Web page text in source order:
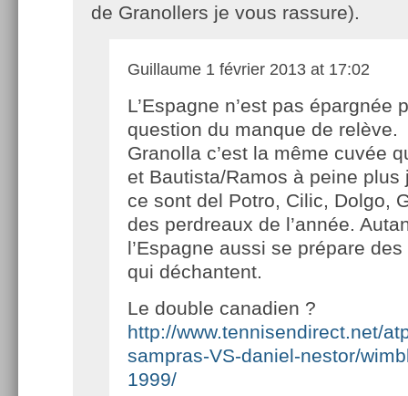
de Granollers je vous rassure).
Guillaume 1 février 2013 at 17:02
L’Espagne n’est pas épargnée
question du manque de relève.
Granolla c’est la même cuvée
et Bautista/Ramos à peine plus
ce sont del Potro, Cilic, Dolgo,
des perdreaux de l’année.
l’Espagne aussi se prépare
qui déchantent.
Le double canadien ?
http://www.tennisendirect.net/
sampras-VS-daniel-nestor/
1999/